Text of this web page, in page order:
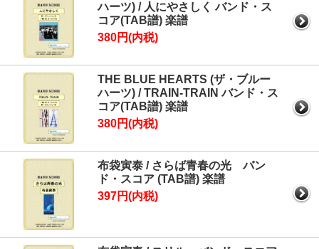
ハーツ) / 人にやさしく バンド・ス
コア(TAB譜) 楽譜
380円(内税)
THE BLUE HEARTS (ザ・ブルー
ハーツ) / TRAIN-TRAIN バンド・ス
コア(TAB譜) 楽譜
380円(内税)
布袋寅泰 / さらば青春の光 バン
ド・スコア (TAB譜) 楽譜
397円(内税)